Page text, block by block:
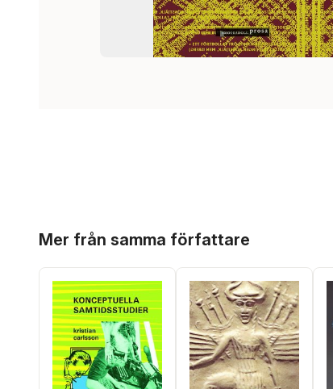
Mer från samma författare